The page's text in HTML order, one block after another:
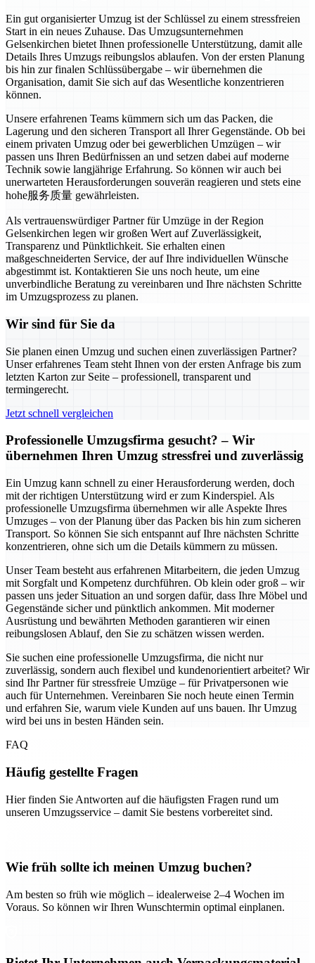
Ein gut organisierter Umzug ist der Schlüssel zu einem stressfreien
Start in ein neues Zuhause. Das Umzugsunternehmen
Gelsenkirchen bietet Ihnen professionelle Unterstützung, damit alle
Details Ihres Umzugs reibungslos ablaufen. Von der ersten Planung
bis hin zur finalen Schlüssübergabe – wir übernehmen die
Organisation, damit Sie sich auf das Wesentliche konzentrieren
können.
Unsere erfahrenen Teams kümmern sich um das Packen, die
Lagerung und den sicheren Transport all Ihrer Gegenstände. Ob bei
einem privaten Umzug oder bei gewerblichen Umzügen – wir
passen uns Ihren Bedürfnissen an und setzen dabei auf moderne
Technik sowie langjährige Erfahrung. So können wir auch bei
unerwarteten Herausforderungen souverän reagieren und stets eine
hohe服务质量 gewährleisten.
Als vertrauenswürdiger Partner für Umzüge in der Region
Gelsenkirchen legen wir großen Wert auf Zuverlässigkeit,
Transparenz und Pünktlichkeit. Sie erhalten einen
maßgeschneiderten Service, der auf Ihre individuellen Wünsche
abgestimmt ist. Kontaktieren Sie uns noch heute, um eine
unverbindliche Beratung zu vereinbaren und Ihre nächsten Schritte
im Umzugsprozess zu planen.
Wir sind für Sie da
Sie planen einen Umzug und suchen einen zuverlässigen Partner?
Unser erfahrenes Team steht Ihnen von der ersten Anfrage bis zum
letzten Karton zur Seite – professionell, transparent und
termingerecht.
Jetzt schnell vergleichen
Professionelle Umzugsfirma gesucht? – Wir
übernehmen Ihren Umzug stressfrei und zuverlässig
Ein Umzug kann schnell zu einer Herausforderung werden, doch
mit der richtigen Unterstützung wird er zum Kinderspiel. Als
professionelle Umzugsfirma übernehmen wir alle Aspekte Ihres
Umzuges – von der Planung über das Packen bis hin zum sicheren
Transport. So können Sie sich entspannt auf Ihre nächsten Schritte
konzentrieren, ohne sich um die Details kümmern zu müssen.
Unser Team besteht aus erfahrenen Mitarbeitern, die jeden Umzug
mit Sorgfalt und Kompetenz durchführen. Ob klein oder groß – wir
passen uns jeder Situation an und sorgen dafür, dass Ihre Möbel und
Gegenstände sicher und pünktlich ankommen. Mit moderner
Ausrüstung und bewährten Methoden garantieren wir einen
reibungslosen Ablauf, den Sie zu schätzen wissen werden.
Sie suchen eine professionelle Umzugsfirma, die nicht nur
zuverlässig, sondern auch flexibel und kundenorientiert arbeitet? Wir
sind Ihr Partner für stressfreie Umzüge – für Privatpersonen wie
auch für Unternehmen. Vereinbaren Sie noch heute einen Termin
und erfahren Sie, warum viele Kunden auf uns bauen. Ihr Umzug
wird bei uns in besten Händen sein.
FAQ
Häufig gestellte Fragen
Hier finden Sie Antworten auf die häufigsten Fragen rund um
unseren Umzugsservice – damit Sie bestens vorbereitet sind.
Wie früh sollte ich meinen Umzug buchen?
Am besten so früh wie möglich – idealerweise 2–4 Wochen im
Voraus. So können wir Ihren Wunschtermin optimal einplanen.